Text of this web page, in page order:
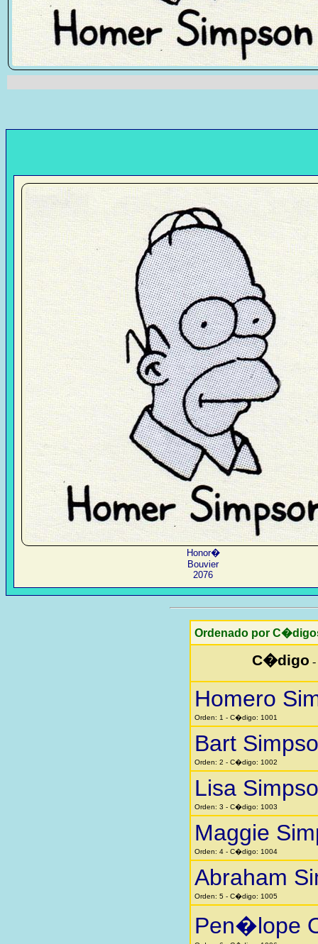
Honor�
Bouvier
2076
Ordenado por
C�digo -
Homero
Orden: 1 - C�digo: 1001
Bart
Orden: 2 - C�digo: 1002
Lisa
Orden: 3 - C�digo: 1003
Maggie
Orden: 4 - C�digo: 1004
Abraham
Orden: 5 - C�digo: 1005
Pen�lope